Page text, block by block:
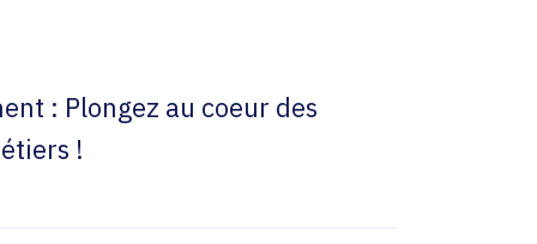
: Plongez au coeur des
!